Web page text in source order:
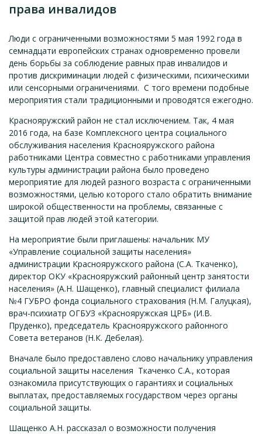
права инвалидов
Люди с ограниченными возможностями 5 мая 1992 года в
семнадцати европейских странах одновременно провели
день борьбы за соблюдение равных прав инвалидов и
против дискриминации людей с физическими, психическими
или сенсорными ограничениями. С того времени подобные
мероприятия стали традиционными и проводятся ежегодно.
Краснояружский район не стал исключением. Так, 4 мая
2016 года, на базе Комплексного центра социального
обслуживания населения Краснояружского района
работниками Центра совместно с работниками управления
культуры администрации района было проведено
мероприятие для людей разного возраста с ограниченными
возможностями, целью которого стало обратить внимание
широкой общественности на проблемы, связанные с
защитой прав людей этой категории.
На мероприятие были приглашены: начальник МУ
«Управление социальной защиты населения»
администрации Краснояружского района (С.А. Ткаченко),
директор ОКУ «Краснояружский районный центр занятости
населения» (А.Н. Шащенко), главный специалист филиала
№4 ГУБРО фонда социального страхования (Н.М. Галуцкая),
врач-психиатр ОГБУЗ «Краснояружская ЦРБ» (И.В.
Пруденко), председатель Краснояружского районного
Совета ветеранов (Н.К. Дебелая).
Вначале было предоставлено слово начальнику управления
социальной защиты населения Ткаченко С.А., которая
ознакомила присутствующих о гарантиях и социальных
выплатах, предоставляемых государством через органы
социальной защиты.
Шащенко А.Н. рассказал о возможности получения